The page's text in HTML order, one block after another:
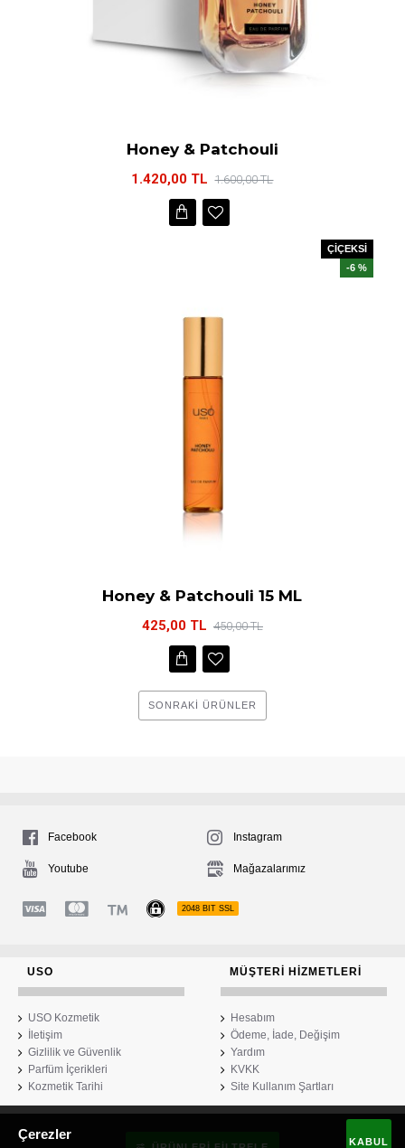
Honey & Patchouli
1.420,00 TL 1.600,00 TL
ÇİÇEKSİ
-6 %
Honey & Patchouli 15 ML
425,00 TL 450,00 TL
SONRAKI ÜRÜNLER
Facebook Instagram
Youtube Mağazalarımız
2048 BIT SSL
USO
USO Kozmetik
İletişim
Gizlilik ve Güvenlik
Parfüm İçerikleri
Kozmetik Tarihi
MÜŞTERI HIZMETLERI
Hesabım
Ödeme, İade, Değişim
Yardım
KVKK
Site Kullanım Şartları
USO Kozmetik KABUL
Çerezler